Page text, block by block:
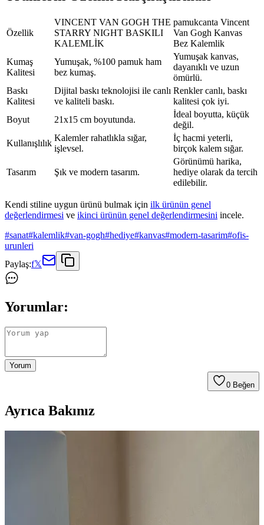
Özellik
VINCENT VAN GOGH THE
STARRY NIGHT BASKILI
KALEMLİK
pamukcanta Vincent
Van Gogh Kanvas
Bez Kalemlik
Kumaş
Kalitesi
Yumuşak, %100 pamuk ham
bez kumaş.
Yumuşak kanvas,
dayanıklı ve uzun
ömürlü.
Baskı
Kalitesi
Dijital baskı teknolojisi ile canlı
ve kaliteli baskı.
Renkler canlı, baskı
kalitesi çok iyi.
Boyut
21x15 cm boyutunda.
İdeal boyutta, küçük
değil.
Kullanışlılık
Kalemler rahatlıkla sığar,
işlevsel.
İç hacmi yeterli,
birçok kalem sığar.
Tasarım Şık ve modern tasarım.
Görünümü harika,
hediye olarak da tercih
edilebilir.
Kendi stiline uygun ürünü bulmak için ilk ürünün genel
değerlendirmesi ve ikinci ürünün genel değerlendirmesini incele.
#sanat#kalemlik#van-gogh#hediye#kanvas#modern-tasarim#ofis-
urunleri
Paylaş:f𝕏
Yorumlar:
Yorum
0 Beğen
Ayrıca Bakınız